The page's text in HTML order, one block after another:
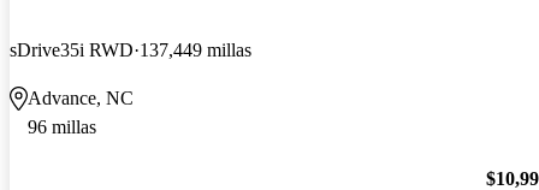
sDrive35i RWD 137,449 millas
Advance, NC
96 millas